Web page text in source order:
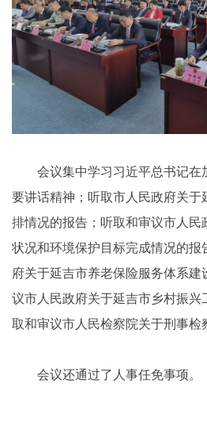
会议集中学习习近平总书记在
要讲话精神；听取市人民政府关于
排情况的报告；听取和审议市人民
状况和环境保护目标完成情况的报
府关于延吉市养老保险服务体系
议市人民政府关于延吉市乡村振兴
取和审议市人民检察院关于刑事检
会议还通过了人事任免事项。